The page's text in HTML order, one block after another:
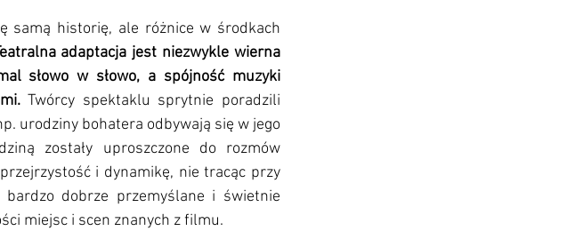
samą historię, ale różnice w środkach
adaptacja jest niezwykle wierna
słowo w słowo, a spójność muzyki
Twórcy spektaklu sprytnie poradzili
urodziny bohatera odbywają się w jego
zostały uproszczone do rozmów
i dynamikę, nie tracąc przy
dobrze przemyślane i świetnie
miejsc i scen znanych z filmu.